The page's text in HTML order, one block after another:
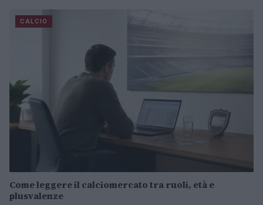
CALCIO
Come leggere il calciomercato tra ruoli, età e
plusvalenze